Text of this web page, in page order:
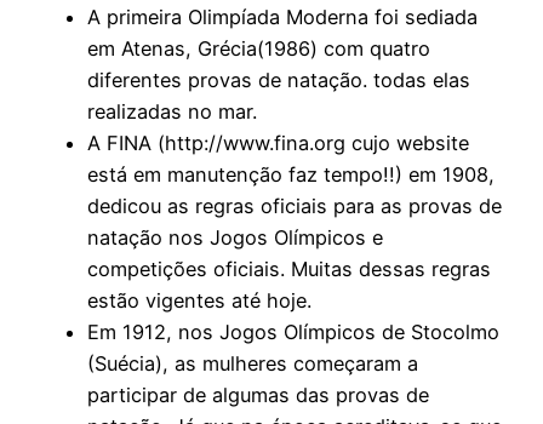
A primeira Olimpíada Moderna foi sediada
em Atenas, Grécia(1986) com quatro
diferentes provas de natação. todas elas
realizadas no mar.
A FINA (http://www.fina.org cujo website
está em manutenção faz tempo!!) em 1908,
dedicou as regras oficiais para as provas de
natação nos Jogos Olímpicos e
competições oficiais. Muitas dessas regras
estão vigentes até hoje.
Em 1912, nos Jogos Olímpicos de Stocolmo
(Suécia), as mulheres começaram a
participar de algumas das provas de